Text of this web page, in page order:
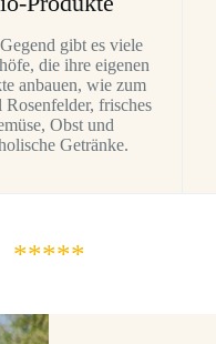
gibt es viele
die ihre eigenen
anbauen, wie zum
Rosenfelder, frisches
Obst und
Getränke.
*****